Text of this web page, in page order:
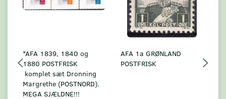
*AFA 1839, 1840 og
1880 POSTFRISK
komplet sæt Dronning
Margrethe (POSTNORD).
MEGA SJÆLDNE!!!
AFA 1a GRØNLAND
POSTFRISK